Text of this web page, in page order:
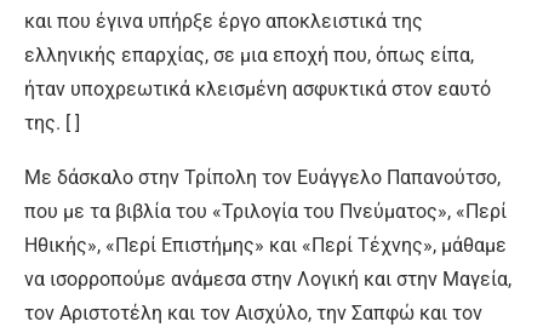
και που έγινα υπήρξε έργο αποκλειστικά της
ελληνικής επαρχίας, σε μια εποχή που, όπως είπα,
ήταν υποχρεωτικά κλεισμένη ασφυκτικά στον εαυτό
της. [ ]
Με δάσκαλο στην Τρίπολη τον Ευάγγελο Παπανούτσο,
που με τα βιβλία του «Τριλογία του Πνεύματος», «Περί
Ηθικής», «Περί Επιστήμης» και «Περί Τέχνης», μάθαμε
να ισορροπούμε ανάμεσα στην Λογική και στην Μαγεία,
τον Αριστοτέλη και τον Αισχύλο, την Σαπφώ και τον